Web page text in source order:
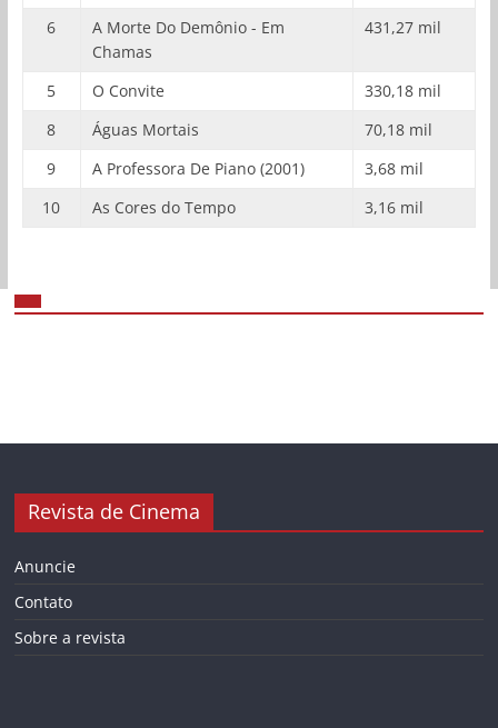
6
A Morte Do Demônio - Em
Chamas
431,27 mil
5 O Convite
330,18 mil
8
Águas Mortais
70,18 mil
9
A Professora De Piano (2001)
3,68 mil
10
As Cores do Tempo 3,16 mil
Revista de Cinema
Anuncie
Contato
Sobre a revista